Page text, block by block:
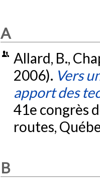
A
Allard, B.,
2006). Vers
apport des
41e congrès
routes,
B